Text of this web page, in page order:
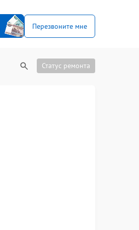
Перезвоните мне
Статус ремонта